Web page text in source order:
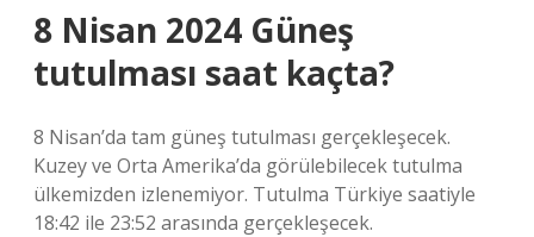
8 Nisan 2024 Güneş
tutulması saat kaçta?
8 Nisan’da tam güneş tutulması gerçekleşecek.
Kuzey ve Orta Amerika’da görülebilecek tutulma
ülkemizden izlenemiyor. Tutulma Türkiye saatiyle
18:42 ile 23:52 arasında gerçekleşecek.